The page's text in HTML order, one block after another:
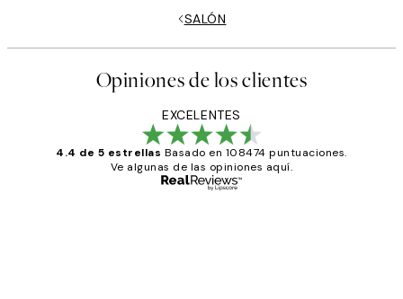
SALÓN
Opiniones de los clientes
EXCELENTES
4.4 de 5 estrellas Basado en 108474 puntuaciones.
Ve algunas de las opiniones aquí.